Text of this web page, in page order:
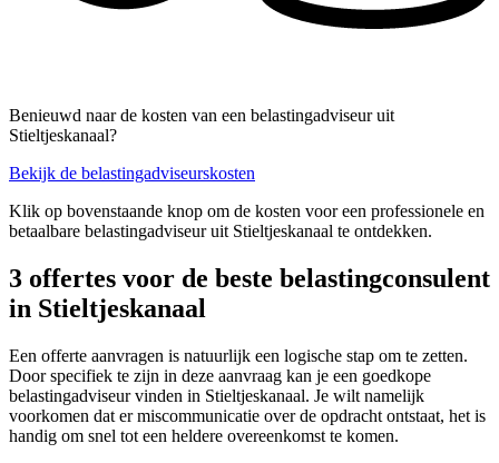
Benieuwd naar de kosten van een belastingadviseur uit
Stieltjeskanaal?
Bekijk de belastingadviseurskosten
Klik op bovenstaande knop om de kosten voor een professionele en
betaalbare belastingadviseur uit Stieltjeskanaal te ontdekken.
3 offertes voor de beste belastingconsulent
in Stieltjeskanaal
Een offerte aanvragen is natuurlijk een logische stap om te zetten.
Door specifiek te zijn in deze aanvraag kan je een goedkope
belastingadviseur vinden in Stieltjeskanaal. Je wilt namelijk
voorkomen dat er miscommunicatie over de opdracht ontstaat, het is
handig om snel tot een heldere overeenkomst te komen.